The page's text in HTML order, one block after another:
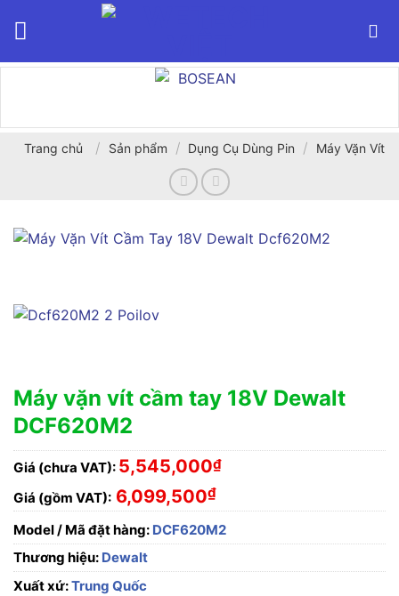
Trang chủ / Sản phẩm / Dụng Cụ Dùng Pin / Máy Vặn Vít
Máy vặn vít cầm tay 18V Dewalt
DCF620M2
Giá (chưa VAT): 5,545,000₫
Giá (gồm VAT): 6,099,500₫
Model / Mã đặt hàng: DCF620M2
Thương hiệu: Dewalt
Xuất xứ:Trung Quốc